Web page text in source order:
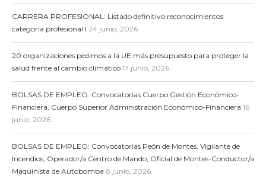
CARRERA PROFESIONAL: Listado definitivo reconocimientos
categoría profesional I 24 junio, 2026
20 organizaciones pedimos a la UE más presupuesto para proteger la
salud frente al cambio climático 17 junio, 2026
BOLSAS DE EMPLEO: Convocatorias Cuerpo Gestión Económico-
Financiera, Cuerpo Superior Administración Económico-Financiera 16
junio, 2026
BOLSAS DE EMPLEO: Convocatorias Peón de Montes, Vigilante de
Incendios, Operador/a Centro de Mando, Oficial de Montes-Conductor/a
Maquinista de Autobomba 8 junio, 2026